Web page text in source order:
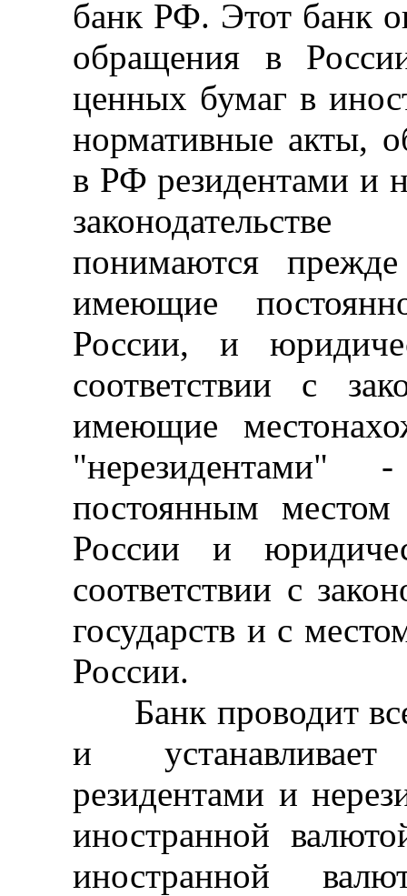
банк РФ. Этот банк
обращения в
ценных бумаг в
нормативные акты,
в РФ резидентами и
понимаются
имеющие
России, и
соответствии с
имеющие
постоянным местом
России и
соответствии с
государств и с
России.
Банк проводит
и
резидентами и
иностранной
иностранной